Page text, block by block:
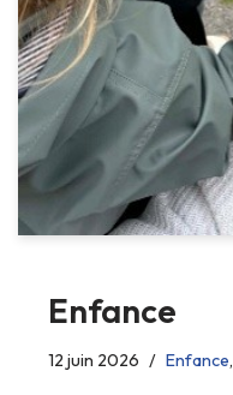
Enfance
12 juin 2026 Enfance,